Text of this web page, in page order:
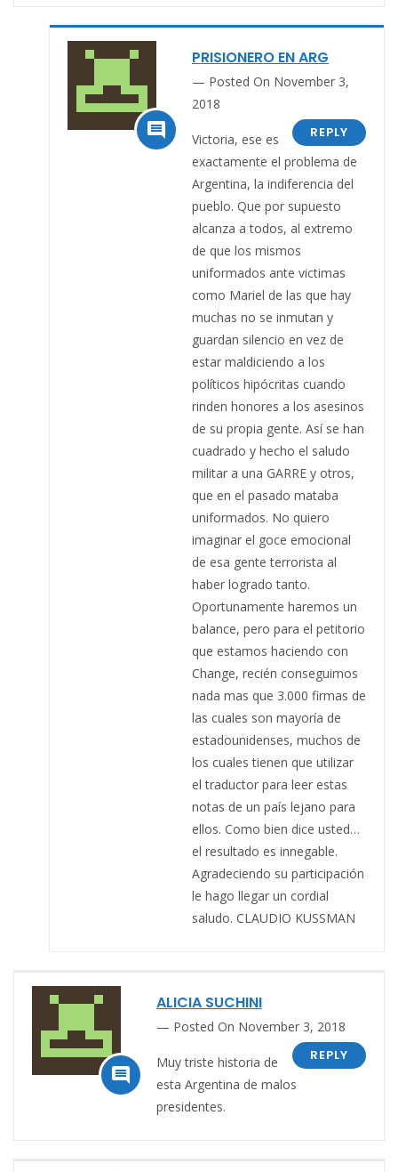

PRISIONERO EN ARG
Posted On November 3,
2018
REPLY
Victoria, ese es
exactamente el problema de
Argentina, la indiferencia del
pueblo. Que por supuesto
alcanza a todos, al extremo
de que los mismos
uniformados ante victimas
como Mariel de las que hay
muchas no se inmutan y
guardan silencio en vez de
estar maldiciendo a los
políticos hipócritas cuando
rinden honores a los asesinos
de su propia gente. Así se han
cuadrado y hecho el saludo
militar a una GARRE y otros,
que en el pasado mataba
uniformados. No quiero
imaginar el goce emocional
de esa gente terrorista al
haber logrado tanto.
Oportunamente haremos un
balance, pero para el petitorio
que estamos haciendo con
Change, recién conseguimos
nada mas que 3.000 firmas de
las cuales son mayoría de
estadounidenses, muchos de
los cuales tienen que utilizar
el traductor para leer estas
notas de un país lejano para
ellos. Como bien dice usted…
el resultado es innegable.
Agradeciendo su participación
le hago llegar un cordial
saludo. CLAUDIO KUSSMAN

ALICIA SUCHINI
Posted On November 3, 2018
REPLY
Muy triste historia de
esta Argentina de malos
presidentes.